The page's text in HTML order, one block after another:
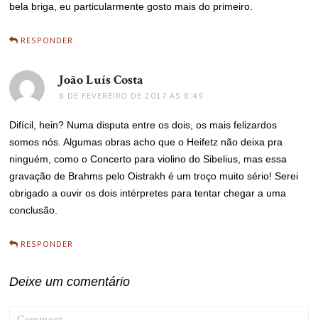
bela briga, eu particularmente gosto mais do primeiro.
RESPONDER
João Luís Costa
8 DE FEVEREIRO DE 2017 ÀS 8:49
Difícil, hein? Numa disputa entre os dois, os mais felizardos
somos nós. Algumas obras acho que o Heifetz não deixa pra
ninguém, como o Concerto para violino do Sibelius, mas essa
gravação de Brahms pelo Oistrakh é um troço muito sério! Serei
obrigado a ouvir os dois intérpretes para tentar chegar a uma
conclusão.
RESPONDER
Deixe um comentário